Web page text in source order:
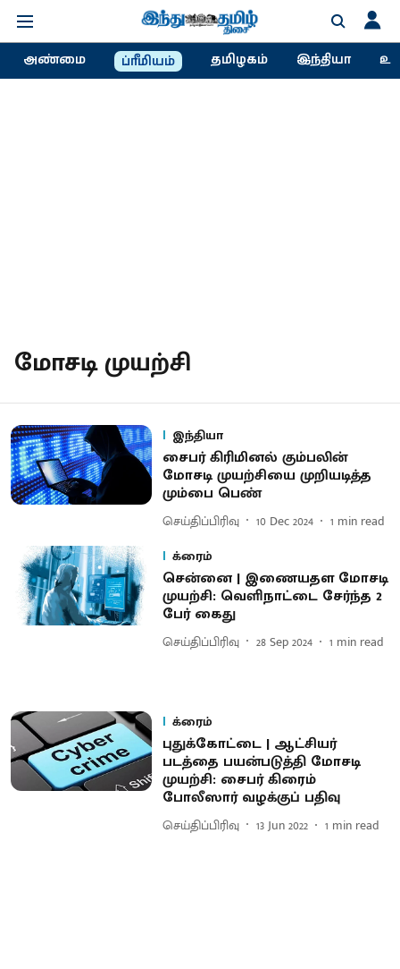
அண்மை ப்ரீமியம் தமிழகம் இந்தியா
மோசடி முயற்சி
இந்தியா
சைபர் கிரிமினல் கும்பலின்
மோசடி முயற்சியை முறியடித்த
மும்பை பெண்
செய்திப்பிரிவு 10 Dec 2024 1 min read
க்ரைம்
சென்னை | இணையதள மோசடி
முயற்சி: வெளிநாட்டை சேர்ந்த 2
பேர் கைது
செய்திப்பிரிவு 28 Sep 2024 1 min read
க்ரைம்
புதுக்கோட்டை | ஆட்சியர்
படத்தை பயன்படுத்தி மோசடி
முயற்சி: சைபர் கிரைம்
போலீஸார் வழக்குப் பதிவு
செய்திப்பிரிவு 13 Jun 2022 1 min read